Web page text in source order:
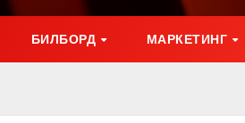
БИЛБОРД МАРКЕТИНГ